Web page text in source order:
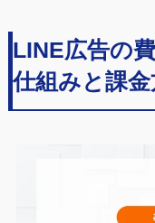
LINE広告の
仕組みと課